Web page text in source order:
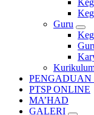
Guru
PENGADUAN
PTSP ONLINE
MA’HAD
GALERI